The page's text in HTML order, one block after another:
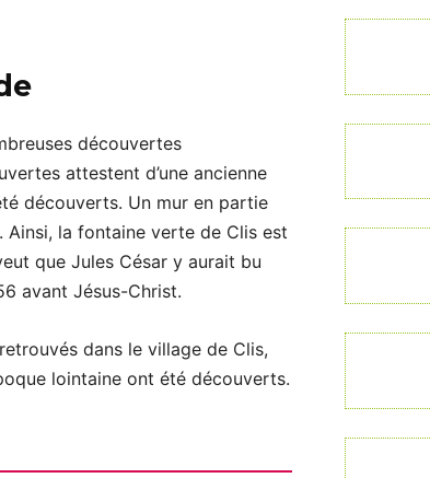
découvertes
attestent d’une ancienne
découverts. Un mur en partie
la fontaine verte de Clis est
que Jules César y aurait bu
avant Jésus-Christ.
dans le village de Clis,
lointaine ont été découverts.